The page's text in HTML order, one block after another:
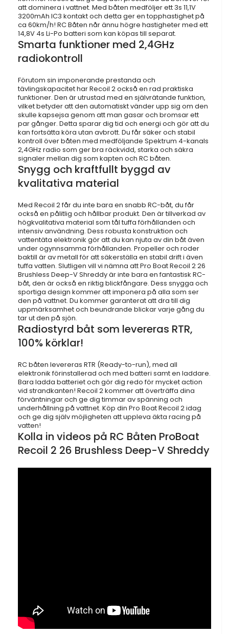
att dominera i vattnet. Med båten medföljer ett 3s 11,1V
3200mAh IC3 kontakt och detta ger en topphastighet på
ca 60km/h! RC Båten når ännu högre hastigheter med ett
14,8V 4s Li-Po batteri som kan köpas till separat.
Smarta funktioner med 2,4GHz
radiokontroll
Förutom sin imponerande prestanda och
tävlingskapacitet har Recoil 2 också en rad praktiska
funktioner. Den är utrustad med en självrätande funktion,
vilket betyder att den automatiskt vänder upp sig om den
skulle kapsejsa genom att man gasar och bromsar ett
par gånger. Detta sparar dig tid och energi och gör att du
kan fortsätta köra utan avbrott. Du får säker och stabil
kontroll över båten med medföljande Spektrum 4-kanals
2,4GHz radio som ger bra räckvidd, starka och säkra
signaler mellan dig som kapten och RC båten.
Snygg och kraftfullt byggd av
kvalitativa material
Med Recoil 2 får du inte bara en snabb RC-båt, du får
också en pålitlig och hållbar produkt. Den är tillverkad av
högkvalitativa material som tål tuffa förhållanden och
intensiv användning. Dess robusta konstruktion och
vattentäta elektronik gör att du kan njuta av din båt även
under ogynnsamma förhållanden. Propeller och roder
baktill är av metall för att säkerställa en stabil drift i även
tuffa vatten. Slutligen vill vi nämna att Pro Boat Recoil 2 26
Brushless Deep-V Shreddy är inte bara en fantastisk RC-
båt, den är också en riktig blickfångare. Dess snygga och
sportiga design kommer att imponera på alla som ser
den på vattnet. Du kommer garanterat att dra till dig
uppmärksamhet och beundrande blickar varje gång du
tar ut den på sjön.
Radiostyrd båt som levereras RTR,
100% körklar!
RC båten levereras RTR (Ready-to-run), med all
elektronik förinstallerad och med batteri samt en laddare.
Bara ladda batteriet och gör dig redo för mycket action
vid strandkanten! Recoil 2 kommer att överträffa dina
förväntningar och ge dig timmar av spänning och
underhållning på vattnet. Köp din Pro Boat Recoil 2 idag
och ge dig själv möjligheten att uppleva äkta racing på
vatten!
Kolla in videos på RC Båten ProBoat
Recoil 2 26 Brushless Deep-V Shreddy